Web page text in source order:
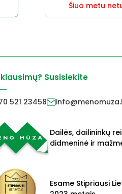
Šiuo metu
Susisiekite
521 23458
Dailės, dailininkų
didmeninė ir
Esame Stipriausi